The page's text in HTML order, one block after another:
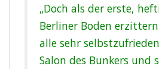
„Doch als der erste,
Berliner Boden
alle sehr
Salon des Bunkers und